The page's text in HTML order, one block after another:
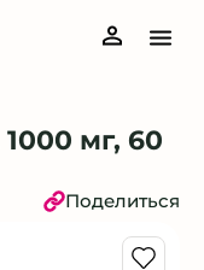
мг, 60
Поделиться